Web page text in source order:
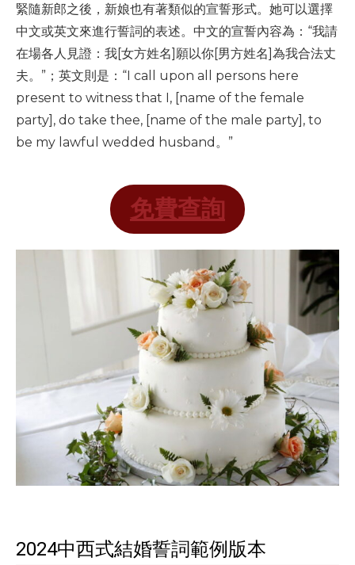
緊隨新郎之後，新娘也有著類似的宣誓形式。她可以選擇
中文或英文來進行誓詞的表述。中文的宣誓內容為：“我請
在場各人見證：我[女方姓名]願以你[男方姓名]為我合法丈
夫。”；英文則是：“I call upon all persons here
present to witness that I, [name of the female
party], do take thee, [name of the male party], to
be my lawful wedded husband。”
免費查詢
2024中西式結婚誓詞範例版本